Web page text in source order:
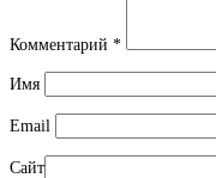
Комментарий *
Имя
Email
Сайт